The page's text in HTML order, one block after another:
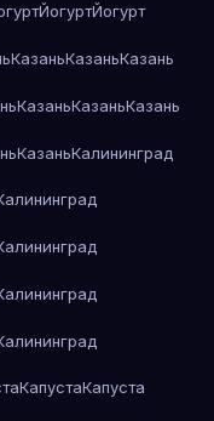
ЙогуртЙогурт
КазаньКазаньКазань
КазаньКазаньКазань
КазаньКалининград
КапустаКапуста